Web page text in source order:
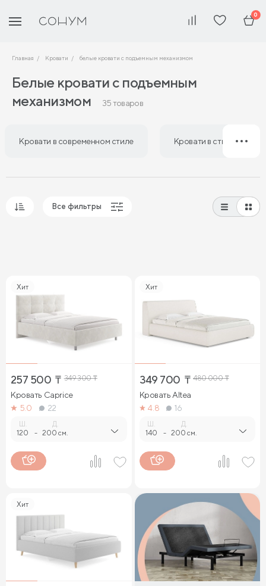
0
Главная Кровати белые кровати с подъемным механизмом
Белые кровати с подъемным
механизмом
35 товаров
Кровати в современном стиле Кровати в стиле лофт
Все фильтры
Хит
257 500 ₸ 349 300₸
Кровать Caprice
5.0
22
Ш.
120 -
Д.
200 см.
Хит
349 700 ₸ 480 000₸
Кровать Altea
4.8
16
Ш.
140 -
Д.
200 см.
Хит